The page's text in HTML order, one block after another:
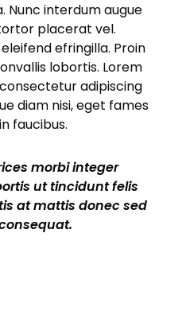
Nunc interdum augue
placerat vel.
efringilla. Proin
lobortis. Lorem
adipiscing
diam nisi, eget fames
faucibus.
morbi integer
ut tincidunt felis
at mattis donec sed